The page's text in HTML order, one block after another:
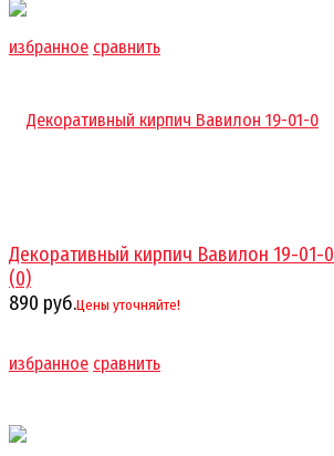
избранное сравнить
избранное сравнить
Декоративный кирпич Вавилон 19-01-0
(0)
890 руб.Цены уточняйте!